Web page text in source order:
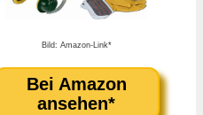
Bild: Amazon-Link*
Bei Amazon
ansehen*